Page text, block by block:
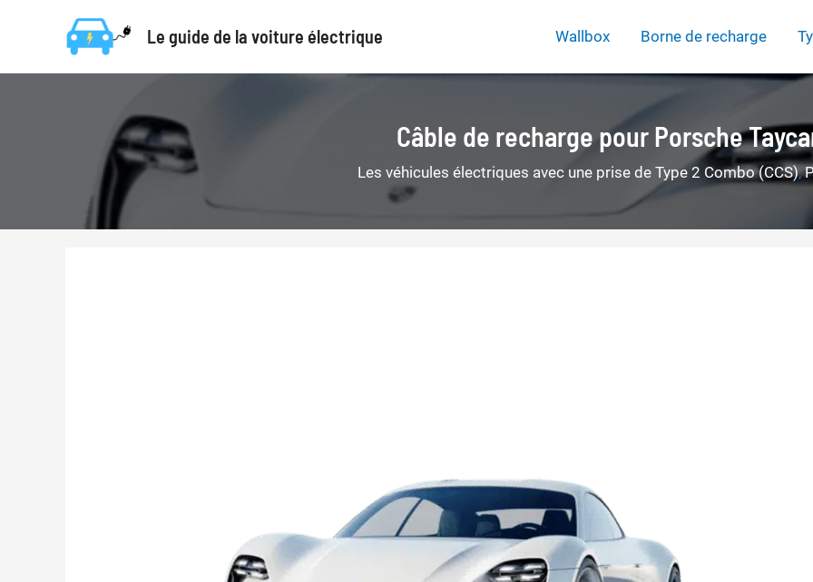
Le guide de la voiture électrique Wallbox Borne de recharge
Câble de recharge pour Porsche
Les véhicules électriques avec une prise de Type 2 Combo (CCS),